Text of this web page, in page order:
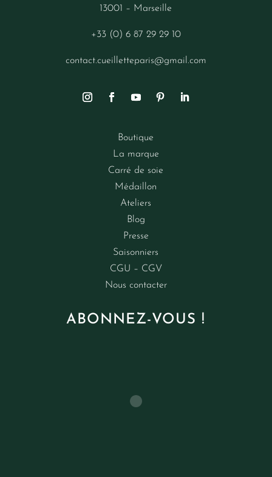
13001 – Marseille
+33 (0) 6 87 29 29 10
contact.cueilletteparis@gmail.com
Boutique
La marque
Carré de soie
Médaillon
Ateliers
Blog
Presse
Saisonniers
CGU – CGV
Nous contacter
ABONNEZ-VOUS !